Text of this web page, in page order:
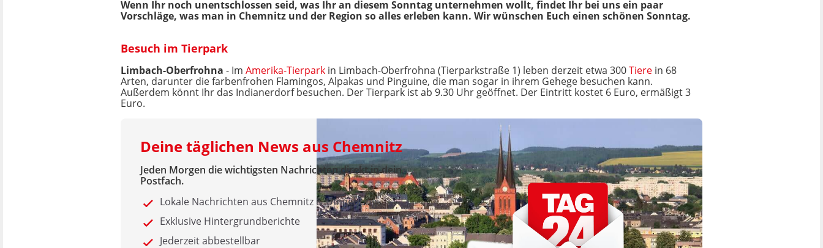
Wenn Ihr noch unentschlossen seid, was Ihr an diesem Sonntag unternehmen wollt, findet Ihr bei uns ein paar
Vorschläge, was man in Chemnitz und der Region so alles erleben kann. Wir wünschen Euch einen schönen Sonntag.
Besuch im Tierpark
Limbach-Oberfrohna - Im Amerika-Tierpark in Limbach-Oberfrohna (Tierparkstraße 1) leben derzeit etwa 300Tiere in 68
Arten, darunter die farbenfrohen Flamingos, Alpakas und Pinguine, die man sogar in ihrem Gehege besuchen kann.
Außerdem könnt Ihr das Indianerdorf besuchen. Der Tierpark ist ab 9.30 Uhr geöffnet. Der Eintritt kostet 6 Euro, ermäßigt 3
Euro.
Deine täglichen News aus Chemnitz
Jeden Morgen die wichtigsten Nachrichten direkt in dein
Postfach.
Lokale Nachrichten aus Chemnitz & Umgebung
Exklusive Hintergrundberichte
Jederzeit abbestellbar